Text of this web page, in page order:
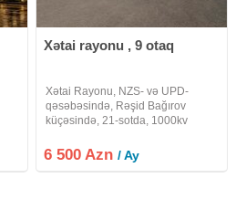
Xətai rayonu , 9 otaq
Xətai Rayonu, NZS- və UPD-
qəsəbəsində, Rəşid Bağırov
küçəsində, 21-sotda, 1000kv
narahat etməsin. Obyekt tam
olaraq yoll qrağında, Araz
6 500 Azn/ Ay